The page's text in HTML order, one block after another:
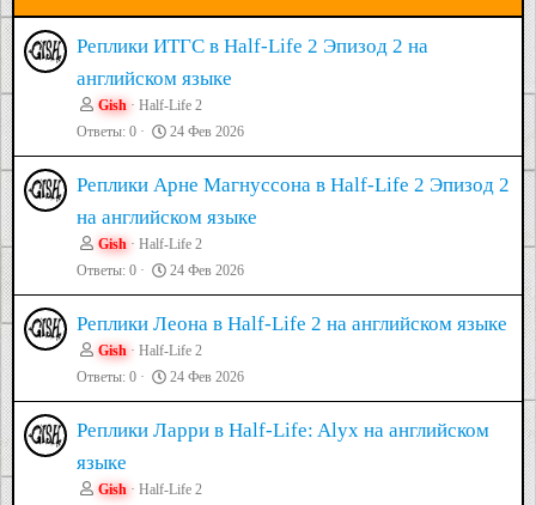
Реплики ИТГС в Half-Life 2 Эпизод 2 на
английском языке
Gish
Half-Life 2
Ответы 0 24 Фев 2026
Реплики Арне Магнуссона в Half-Life 2 Эпизод 2
на английском языке
Gish
Half-Life 2
Ответы 0 24 Фев 2026
Реплики Леона в Half-Life 2 на английском языке
Gish
Half-Life 2
Ответы 0 24 Фев 2026
Реплики Ларри в Half-Life: Alyx на английском
языке
Gish
Half-Life 2